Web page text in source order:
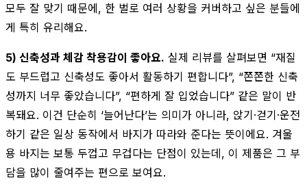
모두 잘 맞기 때문에, 한 벌로 여러 상황을 커버하고 싶은 분들에
게 특히 유리해요.
5) 신축성과 체감 착용감이 좋아요. 실제 리뷰를 살펴보면 “재질
도 부드럽고 신축성도 좋아서 활동하기 편합니다”, “쫀쫀한 신축
성까지 너무 좋았습니다”, “편하게 잘 입었습니다” 같은 말이 반
복돼요. 이건 단순히 ‘늘어난다’는 의미가 아니라, 앉기·걷기·운전
하기 같은 일상 동작에서 바지가 따라와 준다는 뜻이에요. 겨울
용 바지는 보통 두껍고 무겁다는 단점이 있는데, 이 제품은 그 부
담을 많이 줄여주는 편으로 보여요.